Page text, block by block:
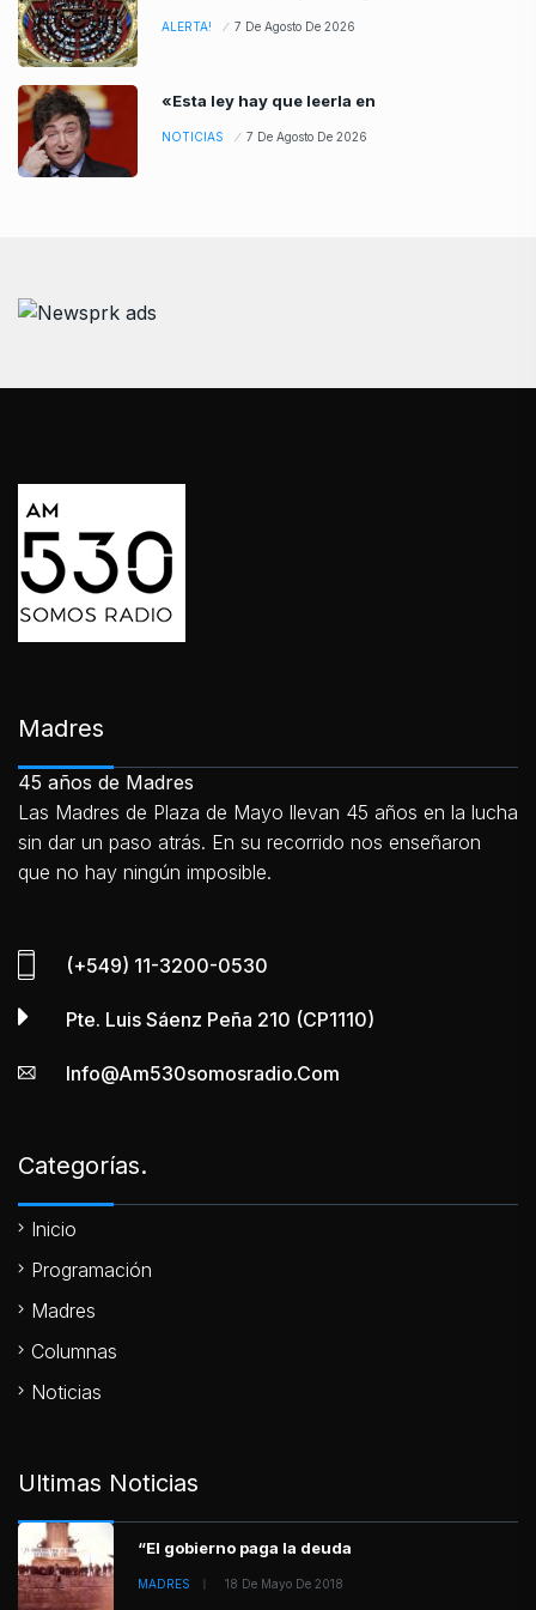
ALERTA! 7 De Agosto De 2026
«Esta ley hay que leerla en
NOTICIAS 7 De Agosto De 2026
Madres
45 años de Madres
Las Madres de Plaza de Mayo llevan 45 años en la lucha
sin dar un paso atrás. En su recorrido nos enseñaron
que no hay ningún imposible.
(+549) 11-3200-0530
Pte. Luis Sáenz Peña 210 (CP1110)
Info@am530somosradio.com
Categorías.
Inicio
Programación
Madres
Columnas
Noticias
Ultimas Noticias
“El gobierno paga la deuda
MADRES 18 De Mayo De 2018